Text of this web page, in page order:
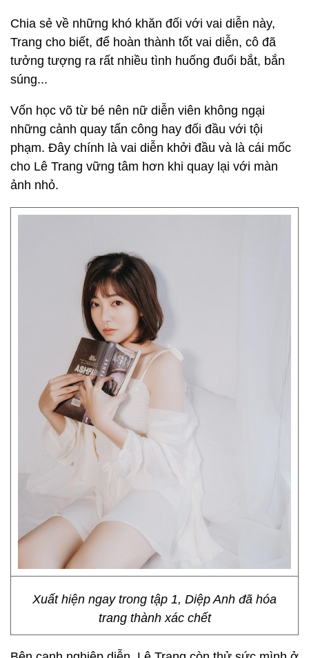
Chia sẻ về những khó khăn đối với vai diễn này,
Trang cho biết, để hoàn thành tốt vai diễn, cô đã
tưởng tượng ra rất nhiều tình huống đuổi bắt, bắn
súng...
Vốn học võ từ bé nên nữ diễn viên không ngại
những cảnh quay tấn công hay đối đầu với tội
phạm. Đây chính là vai diễn khởi đầu và là cái mốc
cho Lê Trang vững tâm hơn khi quay lại với màn
ảnh nhỏ.
Xuất hiện ngay trong tập 1, Diệp Anh đã hóa
trang thành xác chết